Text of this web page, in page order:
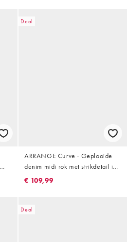
Deal
ARRANGE Curve - Geplooide
denim midi rok met strikdetail in
blauw
€ 109,99
Deal